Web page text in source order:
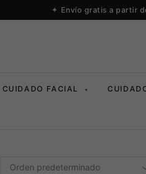
Envío gratis a partir
CUIDADO FACIAL ▾